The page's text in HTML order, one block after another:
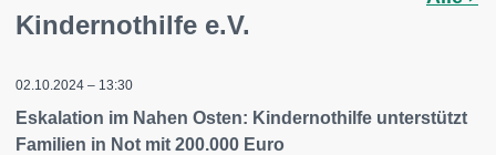
Kindernothilfe e.V.
02.10.2024 – 13:30
Eskalation im Nahen Osten: Kindernothilfe unterstützt
Familien in Not mit 200.000 Euro